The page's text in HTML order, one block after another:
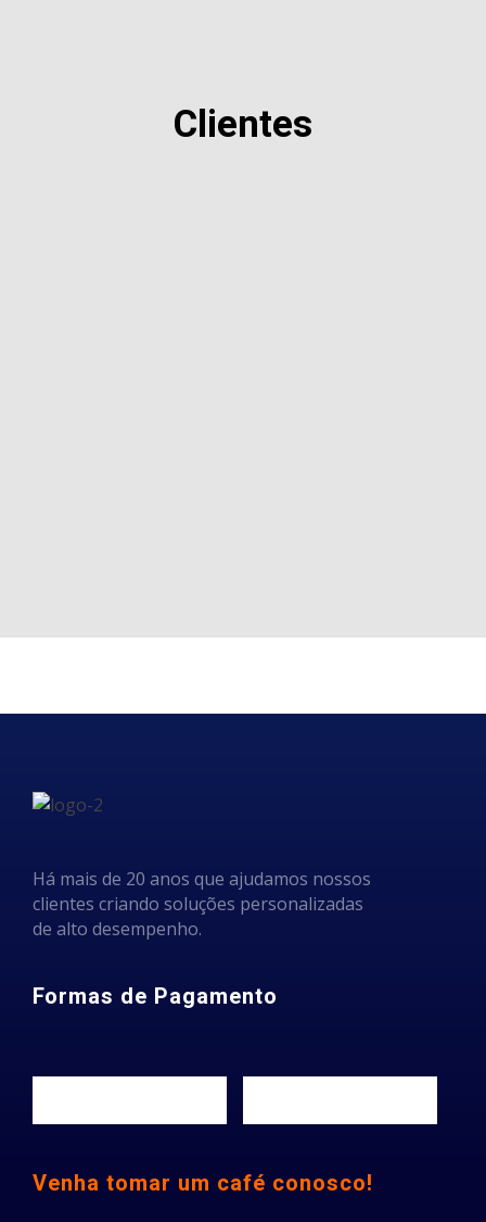
Clientes
Há mais de 20 anos que ajudamos nossos
clientes criando soluções personalizadas
de alto desempenho.
Formas de Pagamento
Venha tomar um café conosco!